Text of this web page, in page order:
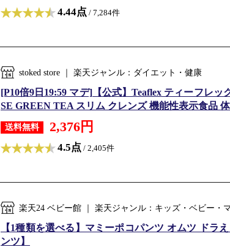
4.44点 / 7,284件
stoked store ｜ 楽天ジャンル：ダイエット・健康
[P10倍9日19:59 マデ]【公式】Teaflex ティーフレ
SE GREEN TEA スリム クレンズ 機能性表示食品
送料無料 2,376円
4.5点 / 2,405件
楽天24 ベビー館 ｜ 楽天ジャンル：キッズ・ベビー・
【1種類を選べる】マミーポコパンツ オムツ ドラ
ンツ】